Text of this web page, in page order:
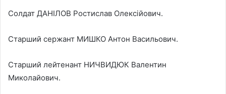
Солдат ДАНІЛОВ Ростислав Олексійович.
Старший сержант МИШКО Антон Васильович.
Старший лейтенант НИЧВИДЮК Валентин
Миколайович.